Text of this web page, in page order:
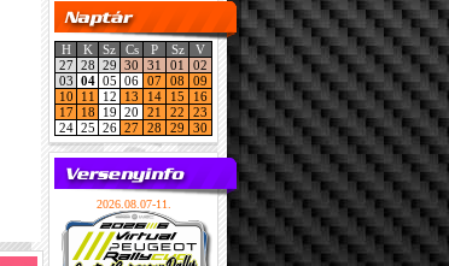
H K Sz Cs P Sz
V
27 28 29 30 31 01
02
03 04 05 06 07 08
09
10
11 12 13 14 15
16
17
18 19 20 21 22
23
24 25 26 27 28 29 30
2026.08.07-11.